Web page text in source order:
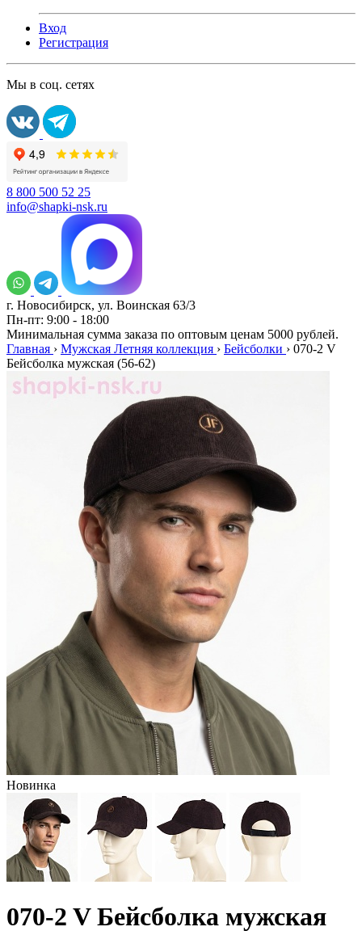
Вход
Регистрация
Мы в соц. сетях
8 800 500 52 25
info@shapki-nsk.ru
г. Новосибирск, ул. Воинская 63/3
Пн-пт: 9:00 - 18:00
Минимальная сумма заказа по оптовым ценам 5000 рублей.
Главная › Мужская Летняя коллекция › Бейсболки › 070-2 V
Бейсболка мужская (56-62)
Новинка
070-2 V Бейсболка мужская